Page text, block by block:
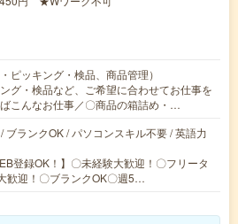
ピッキング・検品、商品管理）
グ・検品など、ご希望に合わせてお仕事を
こんなお仕事／〇商品の箱詰め・…
/ ブランクOK / パソコンスキル不要 / 英語力
登録OK！】〇未経験大歓迎！〇フリータ
歓迎！〇ブランクOK〇週5…